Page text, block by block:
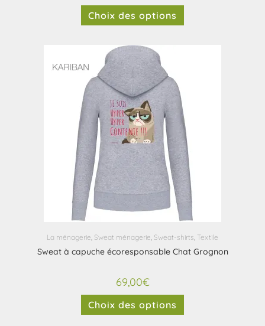
Choix des options
La ménagerie Sweat ménagerie Sweat-shirts Textile
Sweat à capuche écoresponsable Chat Grognon
69,00€
Choix des options